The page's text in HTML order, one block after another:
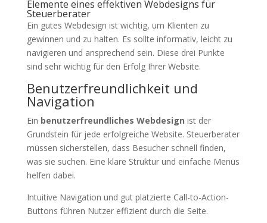
Elemente eines effektiven Webdesigns für
Steuerberater
Ein gutes Webdesign ist wichtig, um Klienten zu
gewinnen und zu halten. Es sollte informativ, leicht zu
navigieren und ansprechend sein. Diese drei Punkte
sind sehr wichtig für den Erfolg Ihrer Website.
Benutzerfreundlichkeit und
Navigation
Ein benutzerfreundliches Webdesign ist der
Grundstein für jede erfolgreiche Website. Steuerberater
müssen sicherstellen, dass Besucher schnell finden,
was sie suchen. Eine klare Struktur und einfache Menüs
helfen dabei.
Intuitive Navigation und gut platzierte Call-to-Action-
Buttons führen Nutzer effizient durch die Seite.